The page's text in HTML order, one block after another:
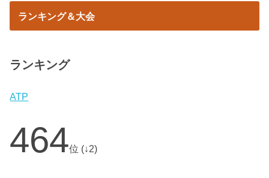
ランキング＆大会
ランキング
ATP
464位 (↓2)